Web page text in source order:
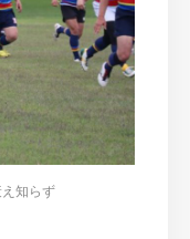
知らず